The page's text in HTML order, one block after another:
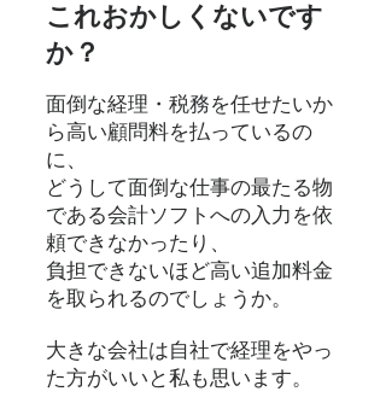
これおかしくないです
か？
面倒な経理・税務を任せたいか
ら高い顧問料を払っているの
に、
どうして面倒な仕事の最たる物
である会計ソフトへの入力を依
頼できなかったり、
負担できないほど高い追加料金
を取られるのでしょうか。
大きな会社は自社で経理をやっ
た方がいいと私も思います。